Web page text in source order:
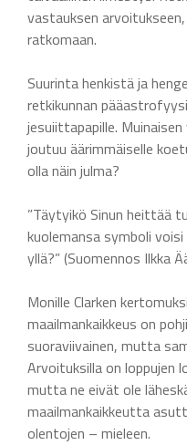
vastauksen
ratkomaan.
Suurinta henkistä ja
retkikunnan
jesuiittapapille.
joutuu äärimmäiselle
olla näin julma?
”Täytyikö Sinun heittää
kuolemansa symboli
yllä?” (Suomennos Ilkka
Monille Clarken
maailmankaikkeus on
suoraviivainen, mutta
Arvoituksilla on loppujen
mutta ne eivät ole
maailmankaikkeutta
olentojen – mieleen.